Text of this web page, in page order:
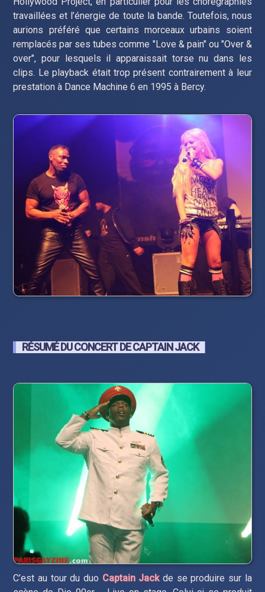
travaillées et l’énergie de toute la bande. Toutefois, nous
aurions préféré que certains morceaux urbains soient
remplacés par ses tubes comme "Love & pain" ou "Over &
over", pour lesquels il apparaissait torse nu dans les
clips. Le playback était trop présent contrairement à leur
prestation à Dance Machine 6 en 1995 à Bercy.
RÉSUMÉ DU CONCERT DE CAPTAIN JACK
C’est au tour du duo Captain Jackde se produire sur la